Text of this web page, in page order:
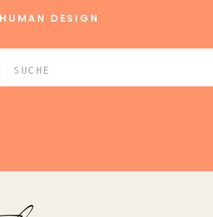
Search
HUMAN DESIGN